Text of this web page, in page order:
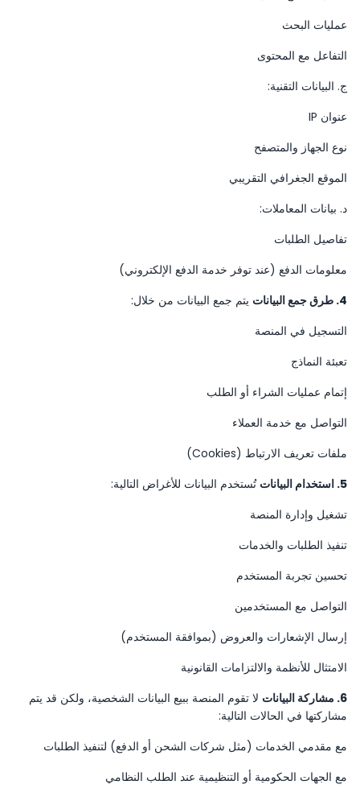
عمليات البحث
التفاعل مع المحتوى
ج. البيانات التقنية:
عنوان IP
نوع الجهاز والمتصفح
الموقع الجغرافي التقريبي
د. بيانات المعاملات:
تفاصيل الطلبات
معلومات الدفع (عند توفر خدمة الدفع الإلكتروني)
4. طرق جمع البيانات
يتم جمع البيانات من خلال:
التسجيل في المنصة
تعبئة النماذج
إتمام عمليات الشراء أو الطلب
التواصل مع خدمة العملاء
ملفات تعريف الارتباط (Cookies)
5. استخدام البيانات
تُستخدم البيانات للأغراض التالية:
تشغيل وإدارة المنصة
تنفيذ الطلبات والخدمات
تحسين تجربة المستخدم
التواصل مع المستخدمين
إرسال الإشعارات والعروض (بموافقة المستخدم)
الامتثال للأنظمة والالتزامات القانونية
6. مشاركة البيانات
لا تقوم المنصة ببيع البيانات الشخصية، ولكن قد يتم
مشاركتها في الحالات التالية:
مع مقدمي الخدمات (مثل شركات الشحن أو الدفع) لتنفيذ الطلبات
مع الجهات الحكومية أو التنظيمية عند الطلب النظامي